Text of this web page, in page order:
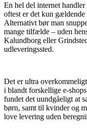
En hel del internet
oftest er det kun
Alternativt bør man
mange tilfælde – uden
Kalundborg eller
udleveringssted.
Det er ultra
i blandt forskellige e-
fundet det uundgåeligt at
børn, samt til kvinder og
love levering uden